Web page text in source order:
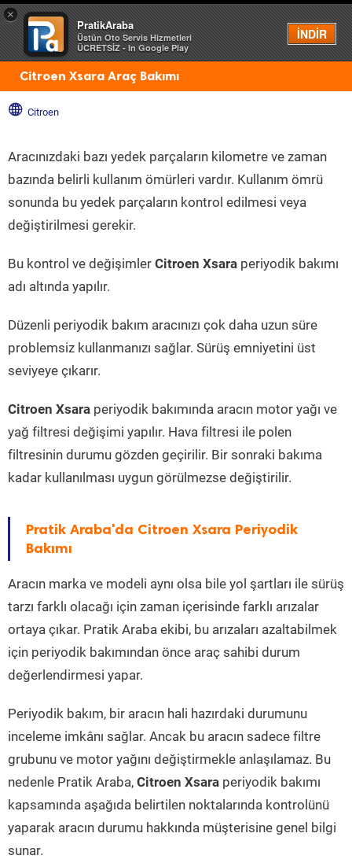
×
PratikAraba
Üstün Oto Servis Hizmetleri
ÜCRETSİZ - In Google Play
İNDİR
Menü
Citroen Xsara Araç Bakımı
Citroen
Aracınızdaki bazı yedek parçaların kilometre ve zaman
bazında belirli kullanım ömürleri vardır. Kullanım ömrü
sonunda bu yedek parçaların kontrol edilmesi veya
değiştirilmesi gerekir.
Bu kontrol ve değişimler Citroen Xsara periyodik bakımı
adı altında yapılır.
Düzenli periyodik bakım aracınızı çok daha uzun süre
problemsiz kullanmanızı sağlar. Sürüş emniyetini üst
seviyeye çıkarır.
Citroen Xsara periyodik bakımında aracın motor yağı ve
yağ filtresi değişimi yapılır. Hava filtresi ile polen
filtresinin durumu gözden geçirilir. Bir sonraki bakıma
kadar kullanılması uygun görülmezse değiştirilir.
Pratik Araba'da Citroen Xsara Periyodik
Bakımı
Aracın marka ve modeli aynı olsa bile yol şartları ile sürüş
tarzı farklı olacağı için zaman içerisinde farklı arızalar
ortaya çıkar. Pratik Araba ekibi, bu arızaları azaltabilmek
için periyodik bakımından önce araç sahibi durum
değerlendirmesi yapar.
Periyodik bakım, bir aracın hali hazırdaki durumunu
inceleme imkânı sağlar. Ancak bu aracın sadece filtre
grubunu ve motor yağını değiştirmekle anlaşılamaz. Bu
nedenle Pratik Araba, Citroen Xsara periyodik bakımı
kapsamında aşağıda belirtilen noktalarında kontrolünü
yaparak aracın durumu hakkında müşterisine genel bilgi
sunar.